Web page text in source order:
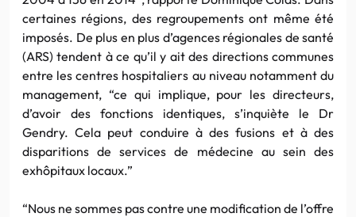
certaines régions, des regroupements ont même été
imposés. De plus en plus d’agences régionales de santé
(ARS) tendent à ce qu’il y ait des directions communes
entre les centres hospitaliers au niveau notamment du
management, “ce qui implique, pour les directeurs,
d’avoir des fonctions identiques, s’inquiète le Dr
Gendry. Cela peut conduire à des fusions et à des
disparitions de services de médecine au sein des
exhôpitaux locaux.”
“Nous ne sommes pas contre une modification de l’offre